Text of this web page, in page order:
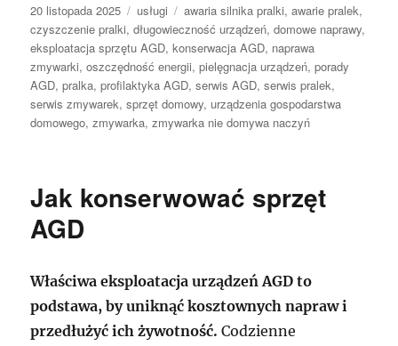
Data
publikacji
20 listopada 2025 Kategorie
usługi Tagi
awaria silnika pralki,awarie pralek,
czyszczenie pralki,długowieczność urządzeń,domowe naprawy,
eksploatacja sprzętu AGD,konserwacja AGD, naprawa
zmywarki,oszczędność energii,pielęgnacja urządzeń,porady
AGD,pralka,profilaktyka AGD,serwis AGD,serwis pralek,
serwis zmywarek,sprzęt domowy, urządzenia gospodarstwa
domowego,zmywarka,zmywarka nie domywa naczyń
Jak konserwować sprzęt
AGD
Właściwa eksploatacja urządzeń AGD to
podstawa, by uniknąć kosztownych napraw i
przedłużyć ich żywotność. Codzienne